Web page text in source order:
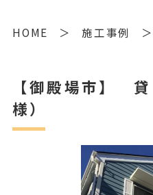
HOME 施工事例
【御殿場市】
様）